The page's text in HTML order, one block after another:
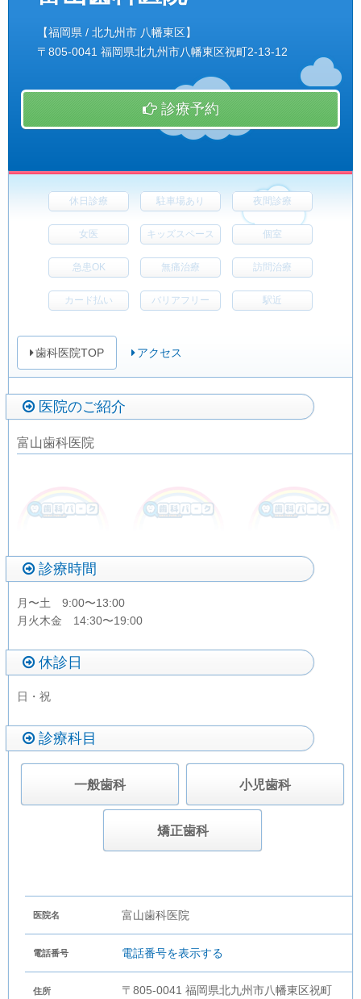
【福岡県 / 北九州市 八幡東区】
〒805-0041 福岡県北九州市八幡東区祝町2-13-12
診療予約
休日診療 駐車場あり 夜間診療
女医 キッズスペース 個室
急患OK 無痛治療 訪問治療
カード払い バリアフリー 駅近
歯科医院TOP アクセス
医院のご紹介
富山歯科医院
診療時間
月〜土 9:00〜13:00
月火木金 14:30〜19:00
休診日
日・祝
診療科目
一般歯科 小児歯科
矯正歯科
医院名 富山歯科医院
電話番号 電話番号を表示する
住所 〒805-0041 福岡県北九州市八幡東区祝町